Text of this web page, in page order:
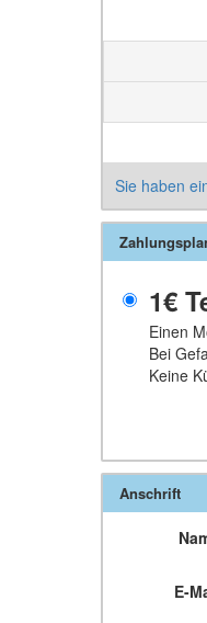
Sie haben
1€
Einen
Bei
Keine
Anschrift
E-